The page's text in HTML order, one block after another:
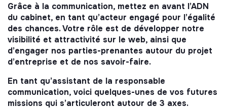
Grâce à la communication, mettez en avant l’ADN
du cabinet, en tant qu’acteur engagé pour l’égalité
des chances. Votre rôle est de développer notre
visibilité et attractivité sur le web, ainsi que
d’engager nos parties-prenantes autour du projet
d’entreprise et de nos savoir-faire.
En tant qu’assistant de la responsable
communication, voici quelques-unes de vos futures
missions qui s’articuleront autour de 3 axes.